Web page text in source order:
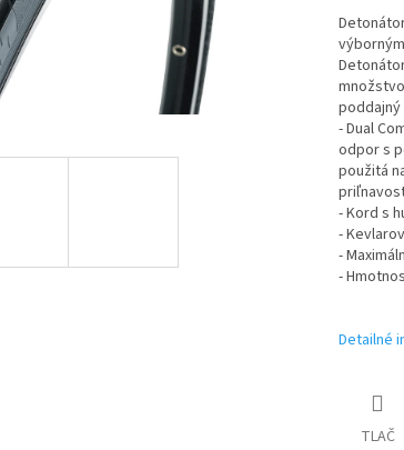
- Dual
odpor s
použitá
- Kord s
-
-
-
Detailné
TLAČ